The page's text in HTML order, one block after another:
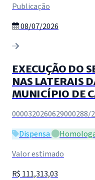
Publicação
08/07/2026
EXECUÇÃO DO
NAS LATERAIS
MUNICÍPIO DE
0000320260629000288/
Dispensa
Valor estimado
R$ 111,313,03